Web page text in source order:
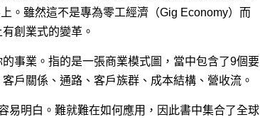
。雖然這不是專為零工經濟（Gig Economy）而
創業式的變革。
事業。指的是一張商業模式圖，當中包含了9個要
戶關係、通路、客戶族群、成本結構、營收流。
易明白。難就難在如何應用，因此書中集合了全球